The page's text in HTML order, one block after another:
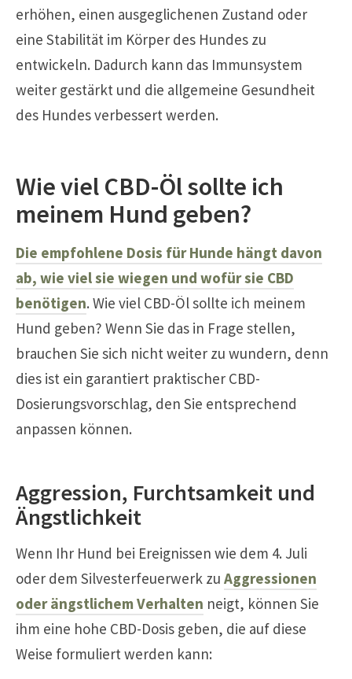
erhöhen, einen ausgeglichenen Zustand oder
eine Stabilität im Körper des Hundes zu
entwickeln. Dadurch kann das Immunsystem
weiter gestärkt und die allgemeine Gesundheit
des Hundes verbessert werden.
Wie viel CBD-Öl sollte ich
meinem Hund geben?
Die empfohlene Dosis für Hunde hängt davon
ab, wie viel sie wiegen und wofür sie CBD
benötigen. Wie viel CBD-Öl sollte ich meinem
Hund geben? Wenn Sie das in Frage stellen,
brauchen Sie sich nicht weiter zu wundern, denn
dies ist ein garantiert praktischer CBD-
Dosierungsvorschlag, den Sie entsprechend
anpassen können.
Aggression, Furchtsamkeit und
Ängstlichkeit
Wenn Ihr Hund bei Ereignissen wie dem 4. Juli
oder dem Silvesterfeuerwerk zu Aggressionen
oder ängstlichem Verhalten neigt, können Sie
ihm eine hohe CBD-Dosis geben, die auf diese
Weise formuliert werden kann: